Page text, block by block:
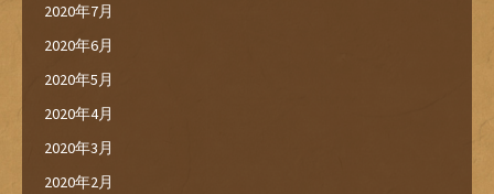
2020年7月
2020年6月
2020年5月
2020年4月
2020年3月
2020年2月